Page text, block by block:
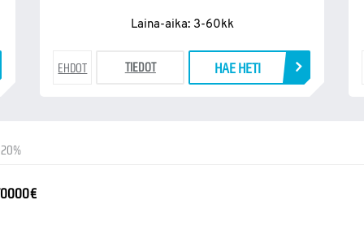
Laina-aika: 3-60kk
EHDOT TIEDOT HAE HETI